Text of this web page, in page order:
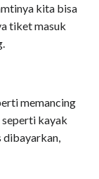
kita bisa
tiket masuk
memancing
kayak
dibayarkan,